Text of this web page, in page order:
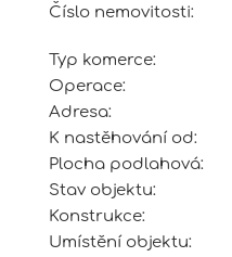
Číslo nemovitosti:
Typ komerce:
Operace:
Adresa:
K nastěhování od:
Plocha podlahová:
Stav objektu:
Konstrukce:
Umístění objektu: